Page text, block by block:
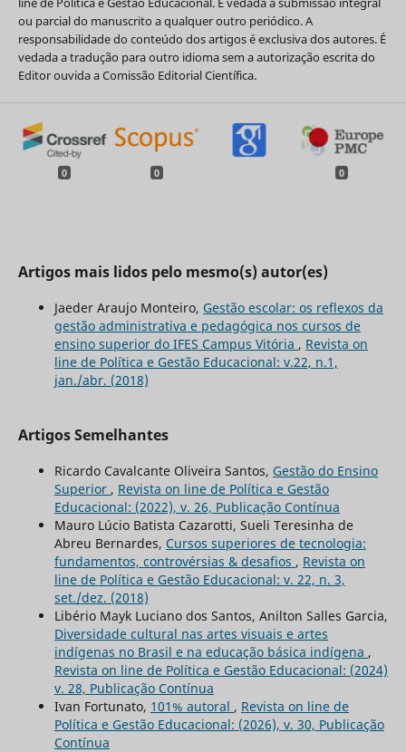
ou parcial do manuscrito a qualquer outro periódico. A
responsabilidade do conteúdo dos artigos é exclusiva dos autores. É
vedada a tradução para outro idioma sem a autorização escrita do
Editor ouvida a Comissão Editorial Científica.
0 0 0
Artigos mais lidos pelo mesmo(s) autor(es)
Jaeder Araujo Monteiro, Gestão escolar: os reflexos da
gestão administrativa e pedagógica nos cursos de
ensino superior do IFES Campus Vitória , Revista on
line de Política e Gestão Educacional: v.22, n.1,
jan./abr. (2018)
Artigos Semelhantes
Ricardo Cavalcante Oliveira Santos, Gestão do Ensino
Superior , Revista on line de Política e Gestão
Educacional: (2022), v. 26, Publicação Contínua
Mauro Lúcio Batista Cazarotti, Sueli Teresinha de
Abreu Bernardes, Cursos superiores de tecnologia:
fundamentos, controvérsias & desafios , Revista on
line de Política e Gestão Educacional: v. 22, n. 3,
set./dez. (2018)
Libério Mayk Luciano dos Santos, Anilton Salles Garcia,
Diversidade cultural nas artes visuais e artes
indígenas no Brasil e na educação básica indígena ,
Revista on line de Política e Gestão Educacional: (2024)
v. 28, Publicação Contínua
Ivan Fortunato, 101% autoral , Revista on line de
Política e Gestão Educacional: (2026), v. 30, Publicação
Contínua